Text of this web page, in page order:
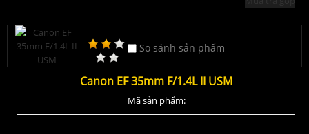
So sánh sản phẩm
Canon EF 35mm F/1.4L II USM
Mã sản phẩm: